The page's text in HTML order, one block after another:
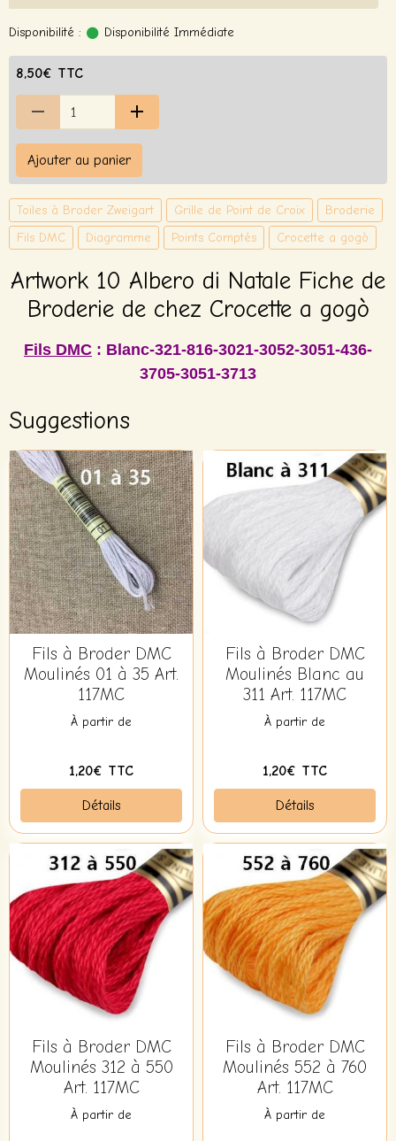
Disponibilité : Disponibilité Immédiate
8,50€ TTC
Ajouter au panier
Toiles à Broder Zweigart Grille de Point de Croix
Broderie
Fils DMC
Diagramme Points Comptés Crocette a gogò
Artwork 10 Albero di Natale Fiche de
Broderie de chez Crocette a gogò
Fils DMC : Blanc-321-816-3021-3052-3051-436-
3705-3051-3713
Suggestions
Fils à Broder DMC
Moulinés 01 à 35 Art.
117MC
À partir de
1,20€ TTC
Détails
Fils à Broder DMC
Moulinés Blanc au
311 Art. 117MC
À partir de
1,20€ TTC
Détails
Fils à Broder DMC
Moulinés 312 à 550
Art. 117MC
À partir de
Fils à Broder DMC
Moulinés 552 à 760
Art. 117MC
À partir de